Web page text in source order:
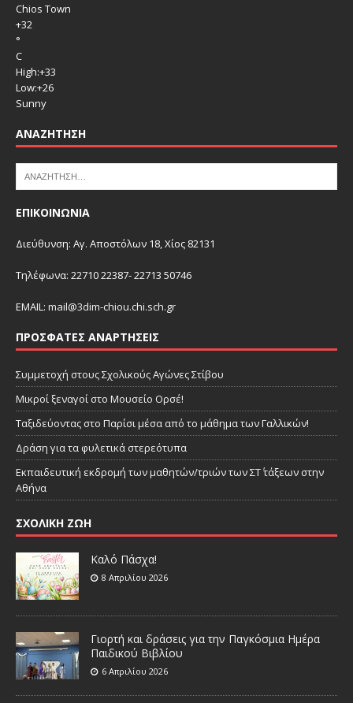
Chios Town
+32
°
C
High:+33
Low:+26
Sunny
ΑΝΑΖΉΤΗΣΗ
ΕΠΙΚΟΙΝΩΝΙΑ
Διεύθυνση: Αγ. Αποστόλων 18, Χίος 82131
Τηλέφωνα: 22710 22387- 22713 50746
EMAIL: mail@3dim-chiou.chi.sch.gr
ΠΡΌΣΦΑΤΕΣ ΑΝΑΡΤΉΣΕΙΣ
Συμμετοχή στους Σχολικούς Αγώνες Στίβου
Μικροί ξεναγοί στο Μουσείο Ορσέ!
Ταξιδεύοντας στο Παρίσι μέσα από το μάθημα των Γαλλικών!
Δράση για τα φυλετικά στερεότυπα
Εκπαιδευτική εκδρομή των μαθητών/τριών των ΣΤ΄ τάξεων στην
Αθήνα
ΣΧΟΛΙΚΗ ΖΩΗ
Καλό Πάσχα!
8 Απριλίου 2026
Γιορτή και δράσεις για την Παγκόσμια Ημέρα
Παιδικού Βιβλίου
6 Απριλίου 2026